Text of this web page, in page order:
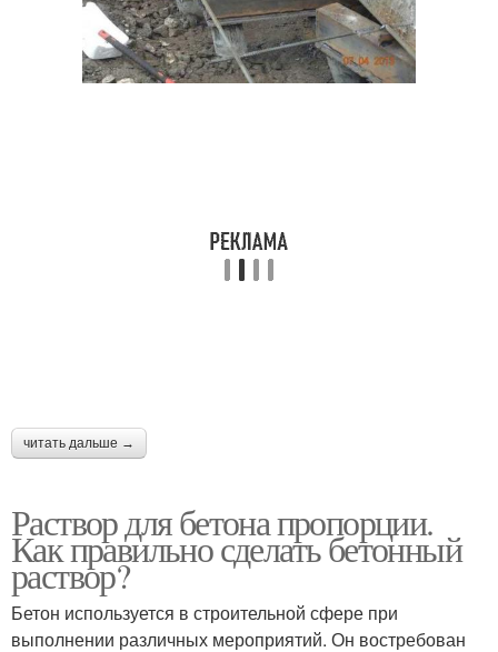
Фундамент для гаража
Свайно-ленточный
фундамент
читать дальше →
Раствор для бетона пропорции.
Как правильно сделать бетонный
раствор?
Бетон используется в строительной сфере при
выполнении различных мероприятий. Он востребован